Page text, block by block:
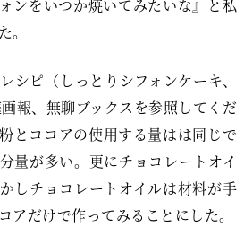
ンをいつか焼いてみたいな』と私
。
シピ（しっとりシフォンケーキ、
報、無聊ブックスを参照してくだ
とココアの使用する量はは同じで
量が多い。更にチョコレートオイ
しチョコレートオイルは材料が手
アだけで作ってみることにした。